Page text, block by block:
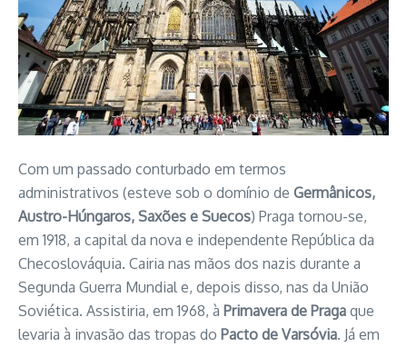
Com um passado conturbado em termos
administrativos (esteve sob o domínio de Germânicos,
Austro-Húngaros, Saxões e Suecos) Praga tornou-se,
em 1918, a capital da nova e independente República da
Checoslováquia. Cairia nas mãos dos nazis durante a
Segunda Guerra Mundial e, depois disso, nas da União
Soviética. Assistiria, em 1968, à Primavera de Praga que
levaria à invasão das tropas do Pacto de Varsóvia. Já em